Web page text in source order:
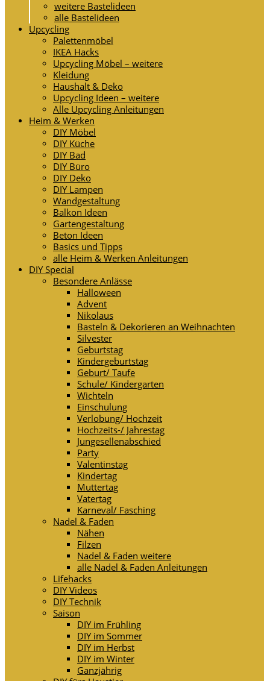
weitere Bastelideen
alle Bastelideen
Upcycling
Palettenmöbel
IKEA Hacks
Upcycling Möbel – weitere
Kleidung
Haushalt & Deko
Upcycling Ideen – weitere
Alle Upcycling Anleitungen
Heim & Werken
DIY Möbel
DIY Küche
DIY Bad
DIY Büro
DIY Deko
DIY Lampen
Wandgestaltung
Balkon Ideen
Gartengestaltung
Beton Ideen
Basics und Tipps
alle Heim & Werken Anleitungen
DIY Special
Besondere Anlässe
Halloween
Advent
Nikolaus
Basteln & Dekorieren an Weihnachten
Silvester
Geburtstag
Kindergeburtstag
Geburt/ Taufe
Schule/ Kindergarten
Wichteln
Einschulung
Verlobung/ Hochzeit
Hochzeits-/ Jahrestag
Jungesellenabschied
Party
Valentinstag
Kindertag
Muttertag
Vatertag
Karneval/ Fasching
Nadel & Faden
Nähen
Filzen
Nadel & Faden weitere
alle Nadel & Faden Anleitungen
Lifehacks
DIY Videos
DIY Technik
Saison
DIY im Frühling
DIY im Sommer
DIY im Herbst
DIY im Winter
Ganzjährig